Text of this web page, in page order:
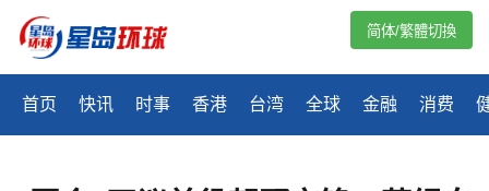
首页 快讯 时事 香港 台湾 全球 金融 消费
简体/繁體切換